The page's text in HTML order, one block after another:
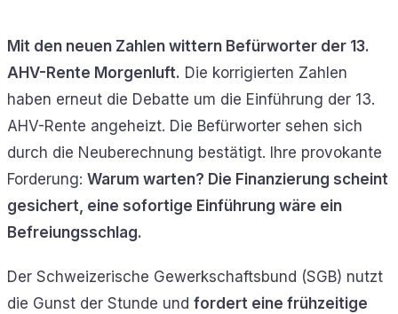
Mit den neuen Zahlen wittern Befürworter der 13.
AHV-Rente Morgenluft. Die korrigierten Zahlen
haben erneut die Debatte um die Einführung der 13.
AHV-Rente angeheizt. Die Befürworter sehen sich
durch die Neuberechnung bestätigt. Ihre provokante
Forderung: Warum warten? Die Finanzierung scheint
gesichert, eine sofortige Einführung wäre ein
Befreiungsschlag.
Der Schweizerische Gewerkschaftsbund (SGB) nutzt
die Gunst der Stunde und fordert eine frühzeitige